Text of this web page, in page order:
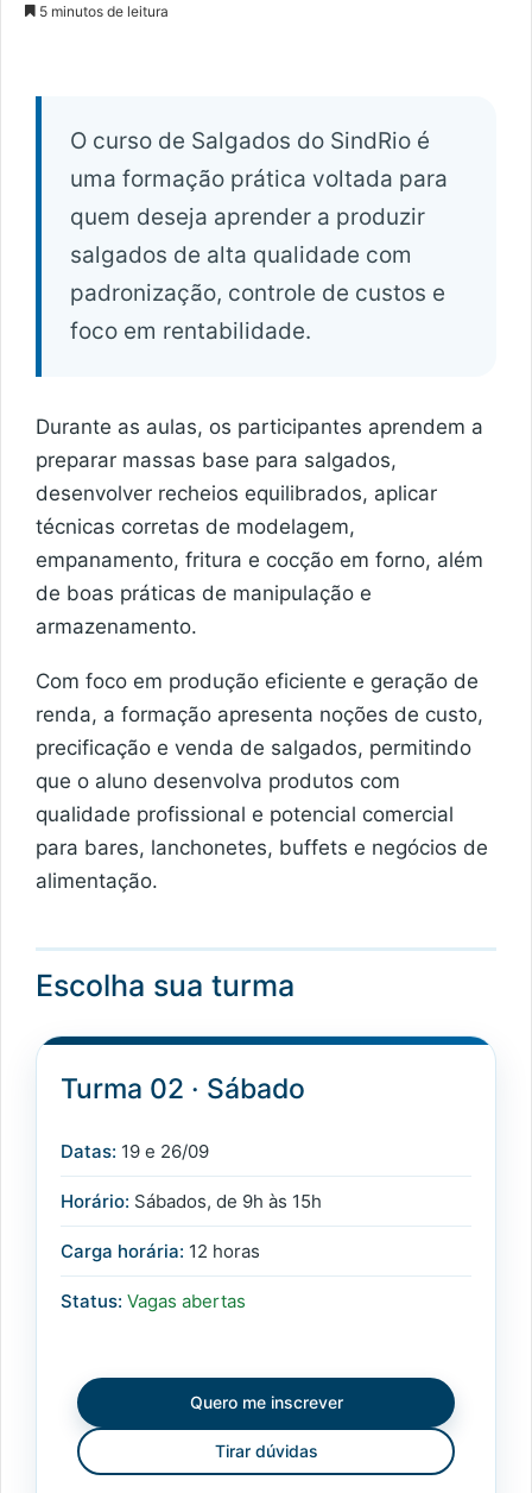
5 minutos de leitura
O curso de Salgados do SindRio é
uma formação prática voltada para
quem deseja aprender a produzir
salgados de alta qualidade com
padronização, controle de custos e
foco em rentabilidade.
Durante as aulas, os participantes aprendem a
preparar massas base para salgados,
desenvolver recheios equilibrados, aplicar
técnicas corretas de modelagem,
empanamento, fritura e cocção em forno, além
de boas práticas de manipulação e
armazenamento.
Com foco em produção eficiente e geração de
renda, a formação apresenta noções de custo,
precificação e venda de salgados, permitindo
que o aluno desenvolva produtos com
qualidade profissional e potencial comercial
para bares, lanchonetes, buffets e negócios de
alimentação.
Escolha sua turma
Turma 02 · Sábado
Datas: 19 e 26/09
Horário: Sábados, de 9h às 15h
Carga horária: 12 horas
Status: Vagas abertas
Quero me inscrever
Tirar dúvidas